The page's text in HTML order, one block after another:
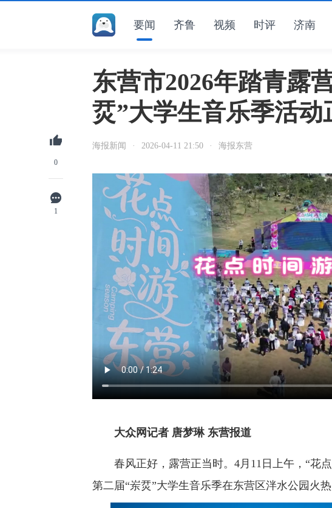
要闻 齐鲁 视频 时评 济南
0
1
东营市2026年踏青露
烎”大学生音乐季活动
海报新闻 · 2026-04-11 21:50 · 海报东营
大众网记者 唐梦琳 东营报道
春风正好，露营正当时。4月11日上午，“花点
第二届“岽烎”大学生音乐季在东营区泮水公园火热